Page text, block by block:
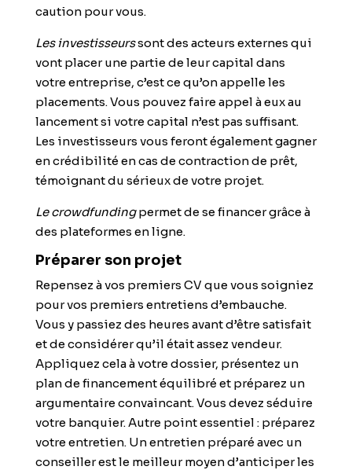
caution pour vous.
Les investisseurssont des acteurs externes qui
vont placer une partie de leur capital dans
votre entreprise, c’est ce qu’on appelle les
placements. Vous pouvez faire appel à eux au
lancement si votre capital n’est pas suffisant.
Les investisseurs vous feront également gagner
en crédibilité en cas de contraction de prêt,
témoignant du sérieux de votre projet.
Le crowdfundingpermet de se financer grâce à
des plateformes en ligne.
Préparer son projet
Repensez à vos premiers CV que vous soigniez
pour vos premiers entretiens d’embauche.
Vous y passiez des heures avant d’être satisfait
et de considérer qu’il était assez vendeur.
Appliquez cela à votre dossier, présentez un
plan de financement équilibré etpréparez un
argumentaire convaincant.Vous devez séduire
votre banquier. Autre point essentiel : préparez
votre entretien. Un entretien préparé avec un
conseiller est le meilleur moyen d’anticiper les